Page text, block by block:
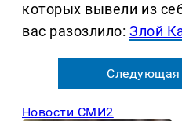
которых вывели из
вас разозлило:Злой
Следующая
Новости СМИ2